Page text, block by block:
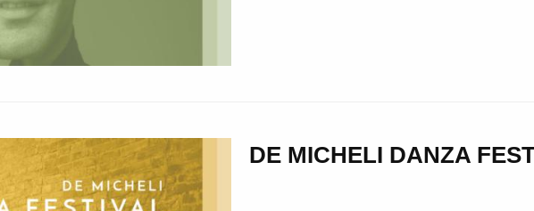
DE MICHELI DANZA